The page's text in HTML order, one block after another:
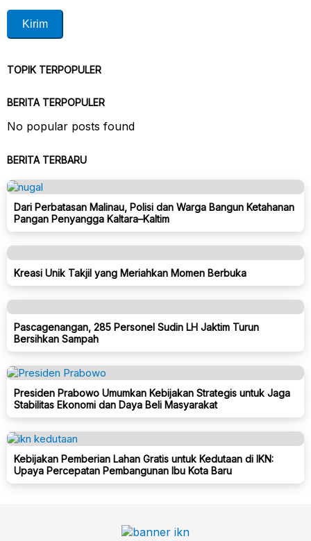
TOPIK TERPOPULER
BERITA TERPOPULER
No popular posts found
BERITA TERBARU
Dari Perbatasan Malinau, Polisi dan Warga Bangun Ketahanan
Pangan Penyangga Kaltara–Kaltim
Kreasi Unik Takjil yang Meriahkan Momen Berbuka
Pascagenangan, 285 Personel Sudin LH Jaktim Turun
Bersihkan Sampah
Presiden Prabowo Umumkan Kebijakan Strategis untuk Jaga
Stabilitas Ekonomi dan Daya Beli Masyarakat
Kebijakan Pemberian Lahan Gratis untuk Kedutaan di IKN:
Upaya Percepatan Pembangunan Ibu Kota Baru